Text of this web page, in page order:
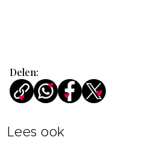
Delen:
Lees ook